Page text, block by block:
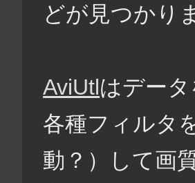
どが見つかり
AviUtlはデー
各種フィルタ
動？）して画